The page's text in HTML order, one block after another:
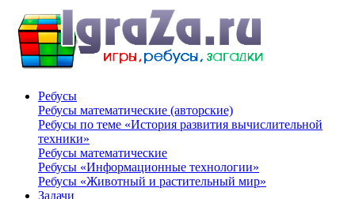
Ребусы
Ребусы математические (авторские)
Ребусы по теме «История развития вычислительной
техники»
Ребусы математические
Ребусы «Информационные технологии»
Ребусы «Животный и растительный мир»
Задачи